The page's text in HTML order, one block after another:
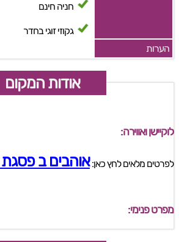
חניה חינם
גקוזי זוגי בחדר
הערות
אודות המקום
לוקיישן ואווירה:
לפרטים מלאים לחץ כאן:אוהבים ב
מפרט פנימי: